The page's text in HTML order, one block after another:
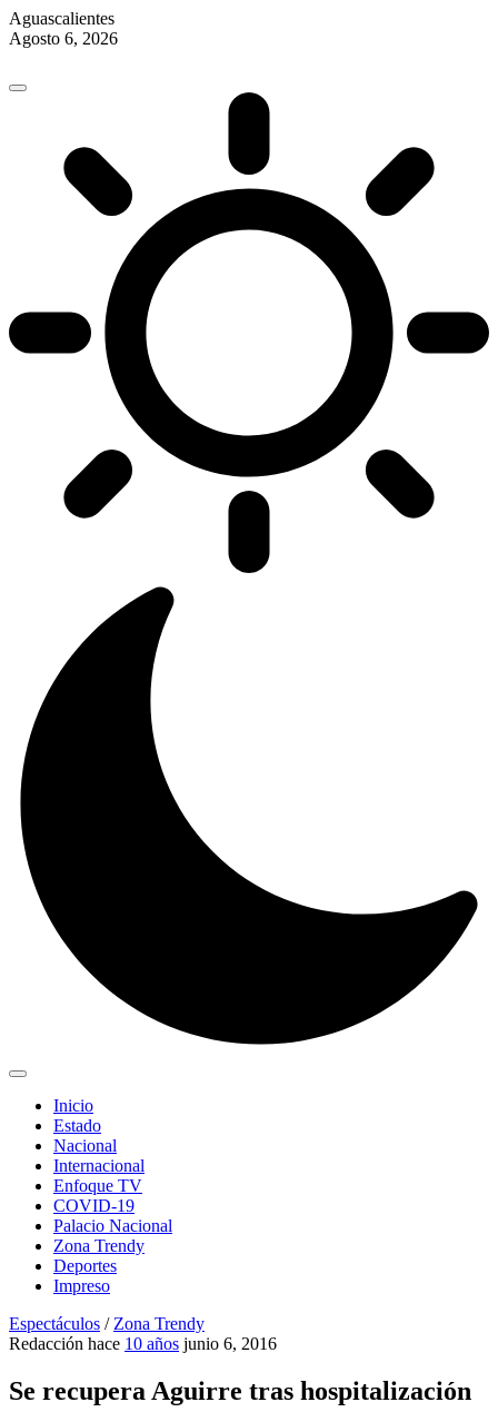
Aguascalientes
Agosto 6, 2026
content
Inicio
Estado
Nacional
Internacional
Enfoque TV
COVID-19
Palacio Nacional
Zona Trendy
Deportes
Impreso
Espectáculos /Zona Trendy
Redacción hace 10 años junio 6, 2016
Se recupera Aguirre tras hospitalización